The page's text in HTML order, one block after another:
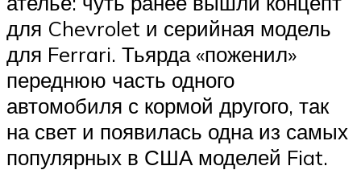
для Chevrolet и серийная модель
для Ferrari. Тьярда «поженил»
переднюю часть одного
автомобиля с кормой другого, так
на свет и появилась одна из самых
популярных в США моделей Fiat.